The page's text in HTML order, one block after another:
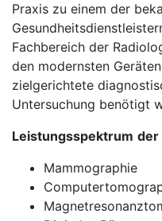
Praxis zu einem der
Fachbereich der
den modernsten
zielgerichtete
Untersuchung benötigt
Leistungsspektrum der
Mammographie